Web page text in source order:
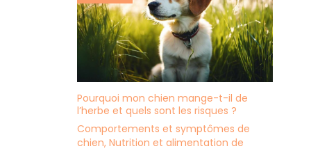
Pourquoi mon chien mange-t-il de
l’herbe et quels sont les risques ?
Comportements et symptômes de
chien, Nutrition et alimentation de